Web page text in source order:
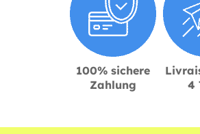
100% sichere
Zahlung
4